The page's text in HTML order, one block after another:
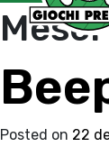
Mese:
Posted on 22